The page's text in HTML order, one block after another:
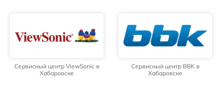
Сервисный центр ViewSonic в
Хабаровске
Сервисный центр BBK в
Хабаровске